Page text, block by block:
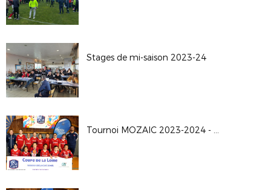
Stages de mi-saison 2023-24
Tournoi MOZAIC 2023-2024 - U11 Féminines